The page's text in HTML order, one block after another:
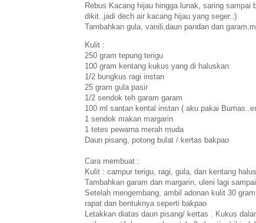
Rebus Kacang hijau hingga lunak, saring
dikit..jadi dech air kacang hijau yang seger..)
Tambahkan gula, vanili,daun pandan dan
Kulit :
250 gram tepung terigu
100 gram kentang kukus yang di haluskan
1/2 bungkus ragi instan
25 gram gula pasir
1/2 sendok teh garam garam
100 ml santan kental instan ( aku pakai
1 sendok makan margarin
1 tetes pewarna merah muda
Daun pisang, potong bulat / kertas bakpao
Cara membuat :
Kulit : campur terigu, ragi, gula, dan kentang
Tambahkan garam dan margarin, uleni lagi
Setelah mengembang, ambil adonan kulit 30
rapat dan bentuknya seperti bakpao
Letakkan diatas daun pisang/ kertas . Kukus